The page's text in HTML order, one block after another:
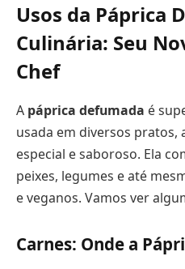
Usos da Páprica
Culinária: Seu
Chef
A páprica defumada é
usada em diversos
especial e saboroso. Ela
peixes, legumes e até
e veganos. Vamos ver
Carnes: Onde a